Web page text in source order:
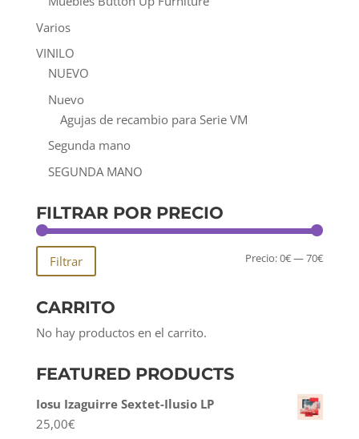
Varios
VINILO
NUEVO
Nuevo
Agujas de recambio para Serie VM
Segunda mano
SEGUNDA MANO
FILTRAR POR PRECIO
Precio
Precio
Filtrar Precio:0€—70€
CARRITO
No hay productos en el carrito.
FEATURED PRODUCTS
Iosu Izaguirre Sextet-Ilusio LP
25,00€